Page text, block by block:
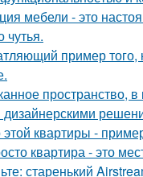
мебели - это
чутья.
пример
пространство, в
дизайнерскими
этой квартиры -
квартира - это
старенький